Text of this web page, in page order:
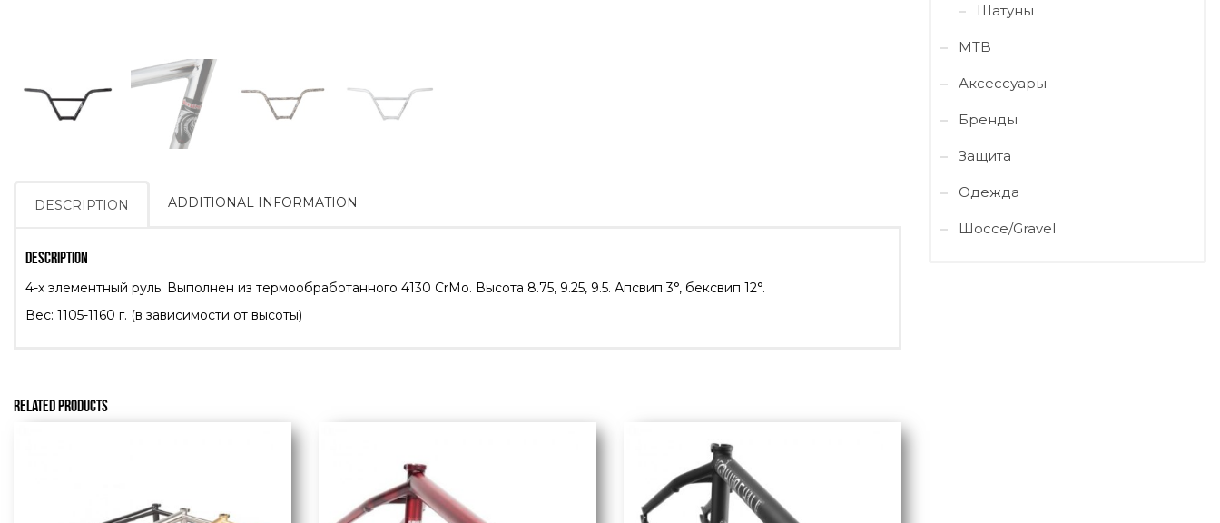
DESCRIPTION ADDITIONAL INFORMATION
DESCRIPTION
4-х элементный руль. Выполнен из термообработанного 4130 CrMo. Высота 8.75, 9.25, 9.5. Апсвип 3°, бексвип 12°.
Вес: 1105-1160 г. (в зависимости от высоты)
RELATED PRODUCTS
Шатуны
MTB
Аксессуары
Бренды
Защита
Одежда
Шоссе/Gravel